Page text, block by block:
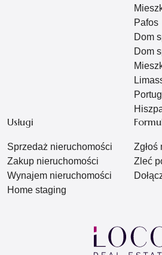
Pafos
Dom
Dom
Usługi
Sprzedaż nieruchomości
Zakup nieruchomości
Wynajem nieruchomości
Home staging
Zgłoś
Zleć